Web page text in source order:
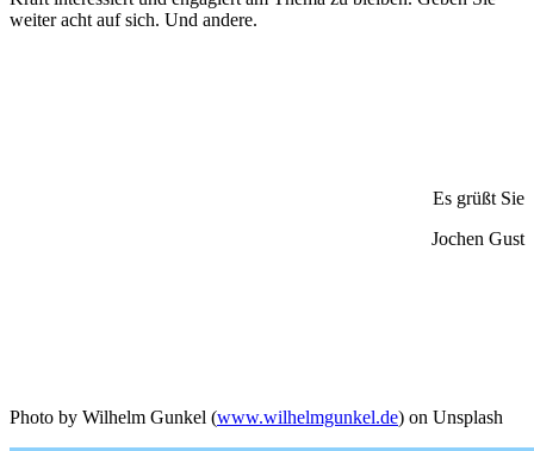
weiter acht auf sich. Und andere.
Es grüßt Sie
Jochen Gust
Photo by Wilhelm Gunkel (www.wilhelmgunkel.de) on Unsplash